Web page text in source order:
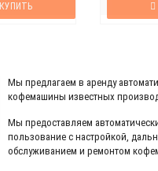
КУПИТЬ
Мы предлагаем в аренду
кофемашины известных
Мы предоставляем
пользование с настройкой,
обслуживанием и ремонтом